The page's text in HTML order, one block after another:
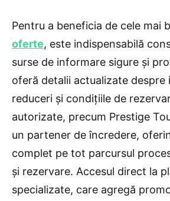
Pentru a beneficia de cele mai
oferte, este indispensabilă
surse de informare sigure și
oferă detalii actualizate despre
reduceri și condițiile de
autorizate, precum Prestige
un partener de încredere,
complet pe tot parcursul
și rezervare. Accesul direct la
specializate, care agregă